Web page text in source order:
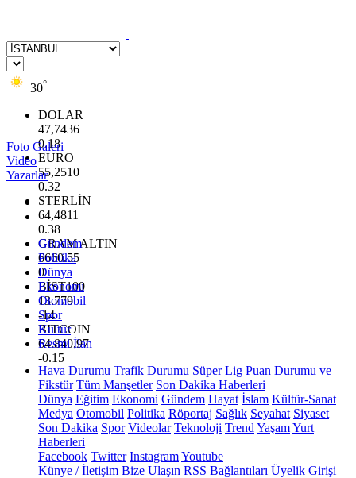
30°
DOLAR
47,7436
0.18
EURO
55,2510
0.32
STERLİN
64,4811
0.38
GRAM ALTIN
6660.55
0
BİST100
13.779
-14
BITCOIN
64.840,97
-0.15
Foto Galeri
Video
Yazarlar
Gündem
Politika
Dünya
Ekonomi
Otomobil
Spor
Kültür
Resmi İlan
Hava Durumu Trafik Durumu Süper Lig Puan Durumu ve
Fikstür Tüm Manşetler Son Dakika Haberleri
Dünya Eğitim Ekonomi Gündem Hayat İslam Kültür-Sanat
Medya Otomobil Politika Röportaj Sağlık Seyahat Siyaset
Son Dakika Spor Videolar Teknoloji Trend YaşamYurt
Haberleri
Facebook Twitter InstagramYoutube
Künye / İletişim Bize Ulaşın RSS Bağlantıları Üyelik Girişi